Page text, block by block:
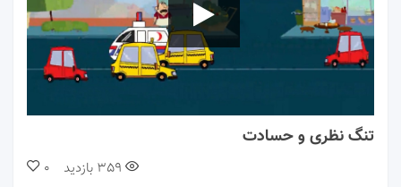
تنگ نظری و حسادت
0 359 بازدید